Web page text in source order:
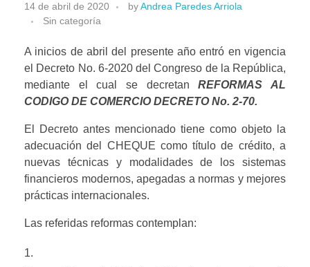
14 de abril de 2020 byAndrea Paredes Arriola
Sin categoría
A inicios de abril del presente año entró en vigencia
el Decreto No. 6-2020 del Congreso de la República,
mediante el cual se decretan REFORMAS AL
CODIGO DE COMERCIO DECRETO No. 2-70.
El Decreto antes mencionado tiene como objeto la
adecuación del CHEQUE como título de crédito, a
nuevas técnicas y modalidades de los sistemas
financieros modernos, apegadas a normas y mejores
prácticas internacionales.
Las referidas reformas contemplan: